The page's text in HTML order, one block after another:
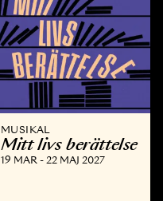
MUSIKAL
Mitt livs berättelse
19 MAR - 22 MAJ 2027